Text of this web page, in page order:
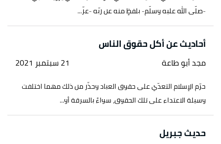
↑رواه مسلم، في صحيح مسلم، عن أبي هريرة، الصفحة
أو الرقم:1611، صحيح.
↑رواه الألباني، في صحيح الترمذي، عن أم سلمة أم
المؤمنين، الصفحة أو الرقم:1339، صحيح.
-صلّى الله عليه وسلّم- بلفظٍ منه عن ربّه -عزّ...
أحاديث عن أكل حقوق الناس
مجد أبو طاعة 21 سبتمبر 2021
حرّم الإسلام التعدّي على حقوق العباد وحذّر من ذلك مهما اختلفت
وسيلة الاعتداء على تلك الحقوق، سواءً بالسرقة أو...
حديث جبريل